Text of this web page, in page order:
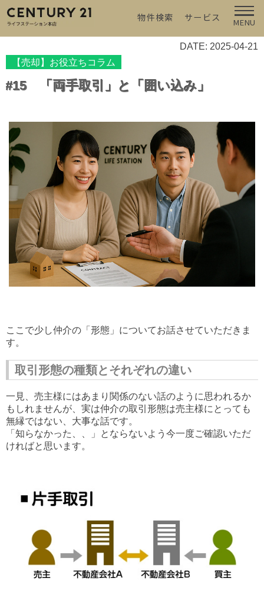
物件検索 サービス MENU
DATE: 2025-04-21
【売却】お役立ちコラム
#15 「両手取引」と「囲い込み」
ここで少し仲介の「形態」についてお話させていただきま
す。
取引形態の種類とそれぞれの違い
一見、売主様にはあまり関係のない話のように思われるか
もしれませんが、実は仲介の取引形態は売主様にとっても
無縁ではない、大事な話です。
「知らなかった、、」とならないよう今一度ご確認いただ
ければと思います。